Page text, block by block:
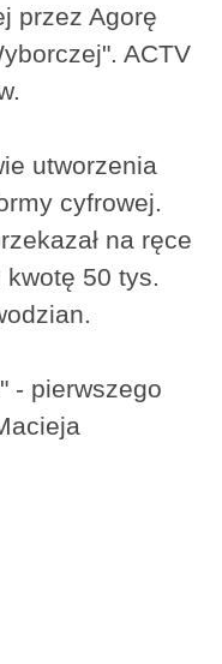
przez Agorę
ACTV
utworzenia
cyfrowej.
na ręce
50 tys.
- pierwszego